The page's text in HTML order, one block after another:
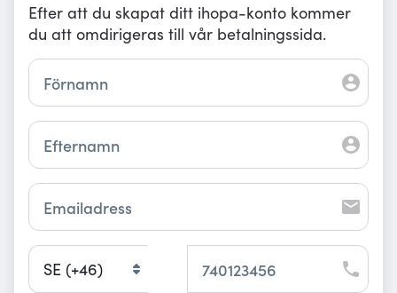
Efter att du skapat ditt ihopa-konto kommer
du att omdirigeras till vår betalningssida.
SE (+46)